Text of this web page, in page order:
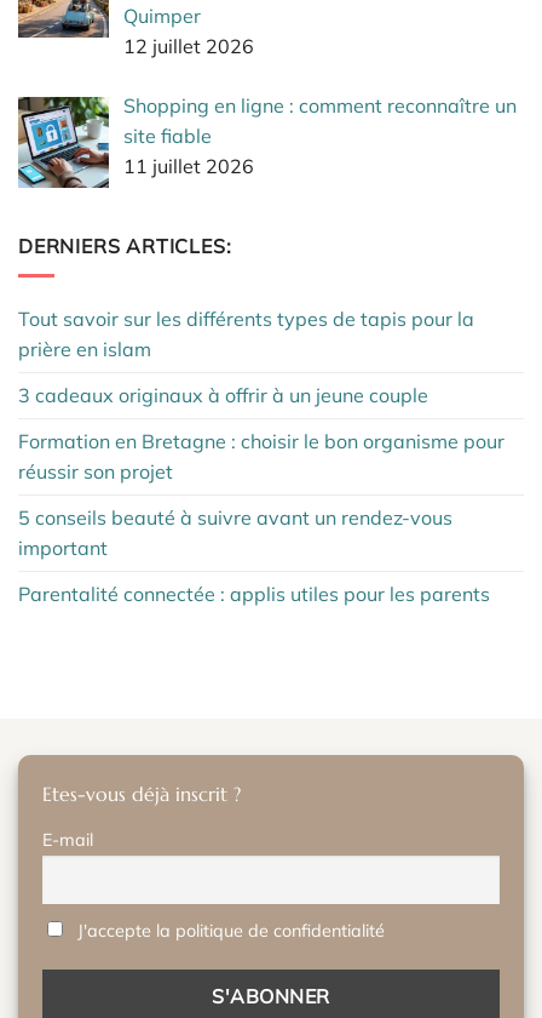
Quimper
12 juillet 2026
Shopping en ligne : comment reconnaître un
site fiable
11 juillet 2026
DERNIERS ARTICLES:
Tout savoir sur les différents types de tapis pour la
prière en islam
3 cadeaux originaux à offrir à un jeune couple
Formation en Bretagne : choisir le bon organisme pour
réussir son projet
5 conseils beauté à suivre avant un rendez-vous
important
Parentalité connectée : applis utiles pour les parents
Etes-vous déjà inscrit ?
E-mail
J'accepte la politique de confidentialité